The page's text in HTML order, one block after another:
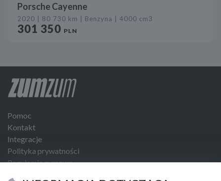
Porsche Cayenne
2020 | 80 730 km | Benzyna | 4000 cm3
301 350 PLN
Pomoc
Kontakt
Integracje
Polityka prywatności
Regulamin zumzum